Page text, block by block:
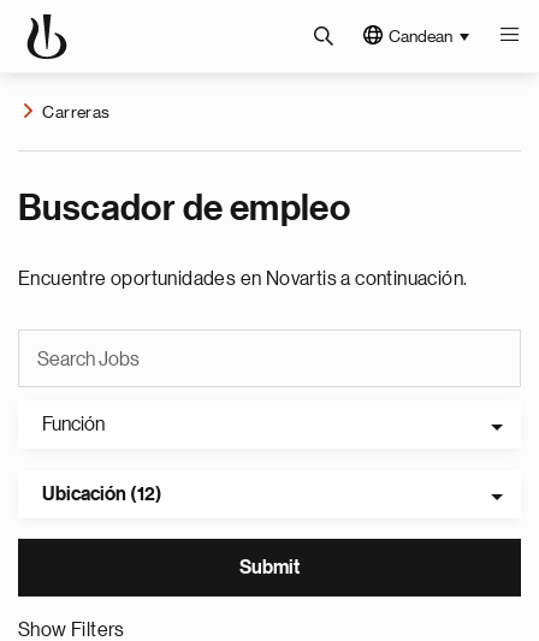
Candean
Carreras
Buscador de empleo
Encuentre oportunidades en Novartis a continuación.
Función
Ubicación (12)
Show Filters